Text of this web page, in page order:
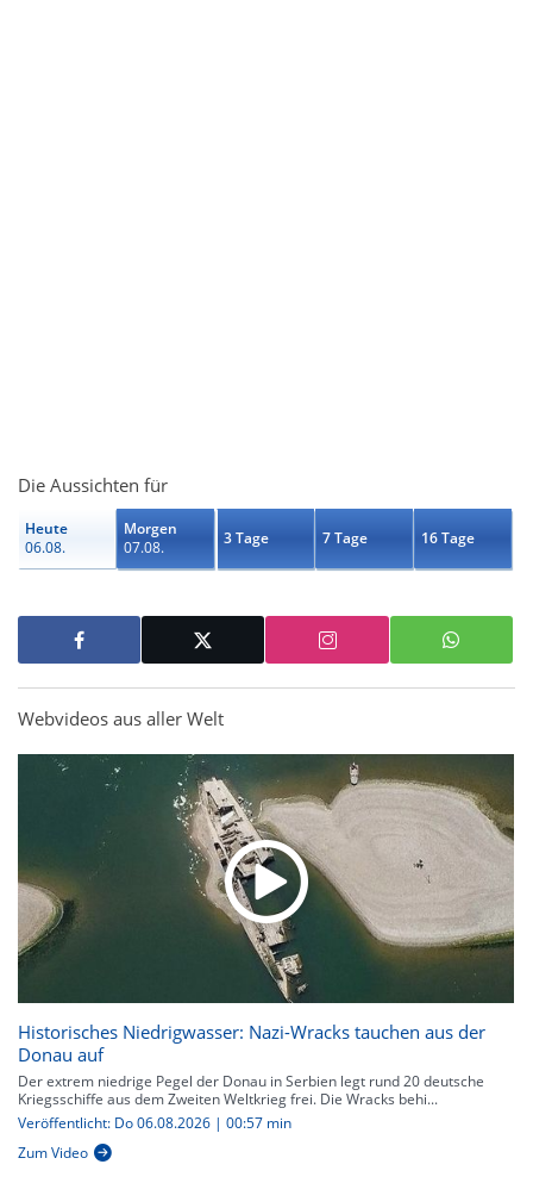
Die Aussichten für
Heute
06.08.
Morgen
07.08.
3 Tage 7 Tage 16 Tage
Webvideos aus aller Welt
Historisches Niedrigwasser: Nazi-Wracks tauchen aus der
Donau auf
Der extrem niedrige Pegel der Donau in Serbien legt rund 20 deutsche
Kriegsschiffe aus dem Zweiten Weltkrieg frei. Die Wracks behi...
Veröffentlicht: Do 06.08.2026 | 00:57 min
Zum Video